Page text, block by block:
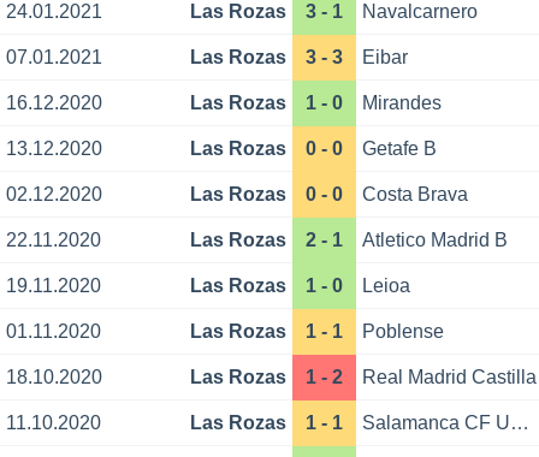
24.01.2021 Las Rozas 3 - 1 Navalcarnero
07.01.2021 Las Rozas 3 - 3 Eibar
16.12.2020 Las Rozas 1 - 0 Mirandes
13.12.2020 Las Rozas 0 - 0 Getafe B
02.12.2020 Las Rozas 0 - 0 Costa Brava
22.11.2020 Las Rozas 2 - 1 Atletico Madrid B
19.11.2020 Las Rozas 1 - 0 Leioa
01.11.2020 Las Rozas 1 - 1 Poblense
18.10.2020 Las Rozas 1 - 2 Real Madrid Castilla
11.10.2020 Las Rozas 1 - 1 Salamanca CF UDS